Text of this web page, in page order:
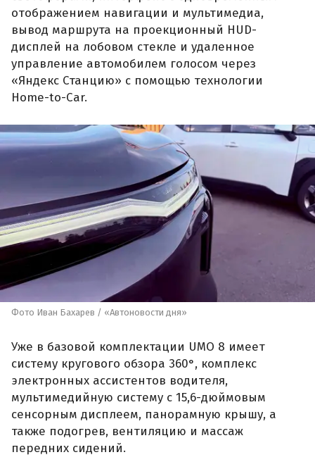
отображением навигации и мультимедиа,
вывод маршрута на проекционный HUD-
дисплей на лобовом стекле и удаленное
управление автомобилем голосом через
«Яндекс Станцию» с помощью технологии
Home-to-Car.
Фото Иван Бахарев / «Автоновости дня»
Уже в базовой комплектации UMO 8 имеет
систему кругового обзора 360°, комплекс
электронных ассистентов водителя,
мультимедийную систему с 15,6-дюймовым
сенсорным дисплеем, панорамную крышу, а
также подогрев, вентиляцию и массаж
передних сидений.